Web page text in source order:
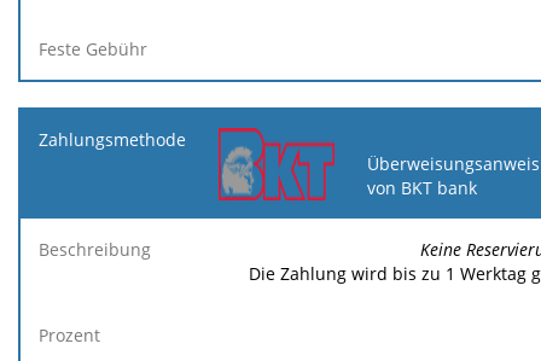
von BKT bank
Keine
Die Zahlung wird bis zu 1 Werktag